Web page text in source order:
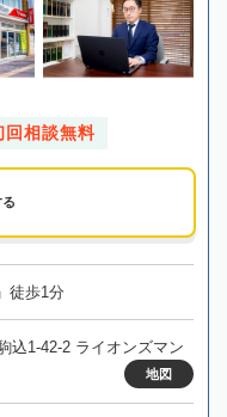
回相談無料
徒歩1分
込1-42-2 ライオンズマン
地図